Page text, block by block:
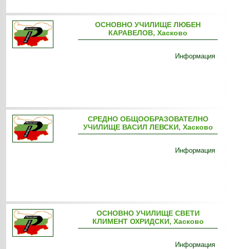
ОСНОВНО УЧИЛИЩЕ ЛЮБЕН
КАРАВЕЛОВ, Хасково
Информация
СРЕДНО ОБЩООБРАЗОВАТЕЛНО
УЧИЛИЩЕ ВАСИЛ ЛЕВСКИ, Хасково
Информация
ОСНОВНО УЧИЛИЩЕ СВЕТИ
КЛИМЕНТ ОХРИДСКИ, Хасково
Информация